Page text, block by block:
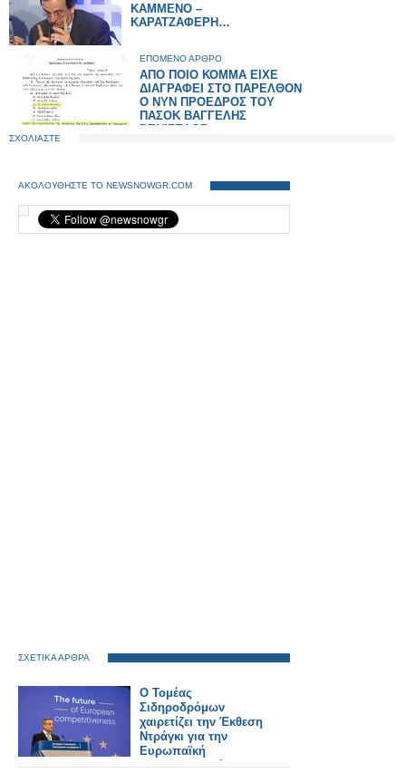
ΚΑΜΜΕΝΟ –
ΚΑΡΑΤΖΑΦΕΡΗ…
ΕΠΟΜΕΝΟ ΑΡΘΡΟ
ΑΠΟ ΠΟΙΟ ΚΟΜΜΑ ΕΙΧΕ
ΔΙΑΓΡΑΦΕΙ ΣΤΟ ΠΑΡΕΛΘΟΝ
Ο ΝΥΝ ΠΡΟΕΔΡΟΣ ΤΟΥ
ΠΑΣΟΚ ΒΑΓΓΕΛΗΣ
ΒΕΝΙΖΕΛΟΣ;
ΣΧΟΛΙΑΣΤΕ
ΑΚΟΛΟΥΘΗΣΤΕ ΤΟ NEWSNOWGR.COM
ΣΧΕΤΙΚΑ ΑΡΘΡΑ
Ο Τομέας
Σιδηροδρόμων
χαιρετίζει την Έκθεση
Ντράγκι για την
Ευρωπαϊκή
Ανταγωνιστικότητα